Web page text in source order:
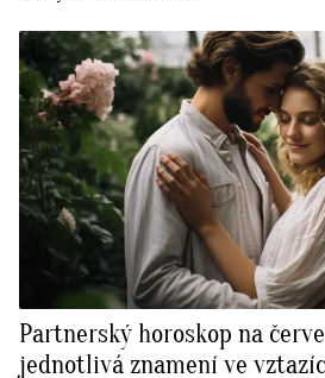
Partnerský horoskop na
jednotlivá znamení ve